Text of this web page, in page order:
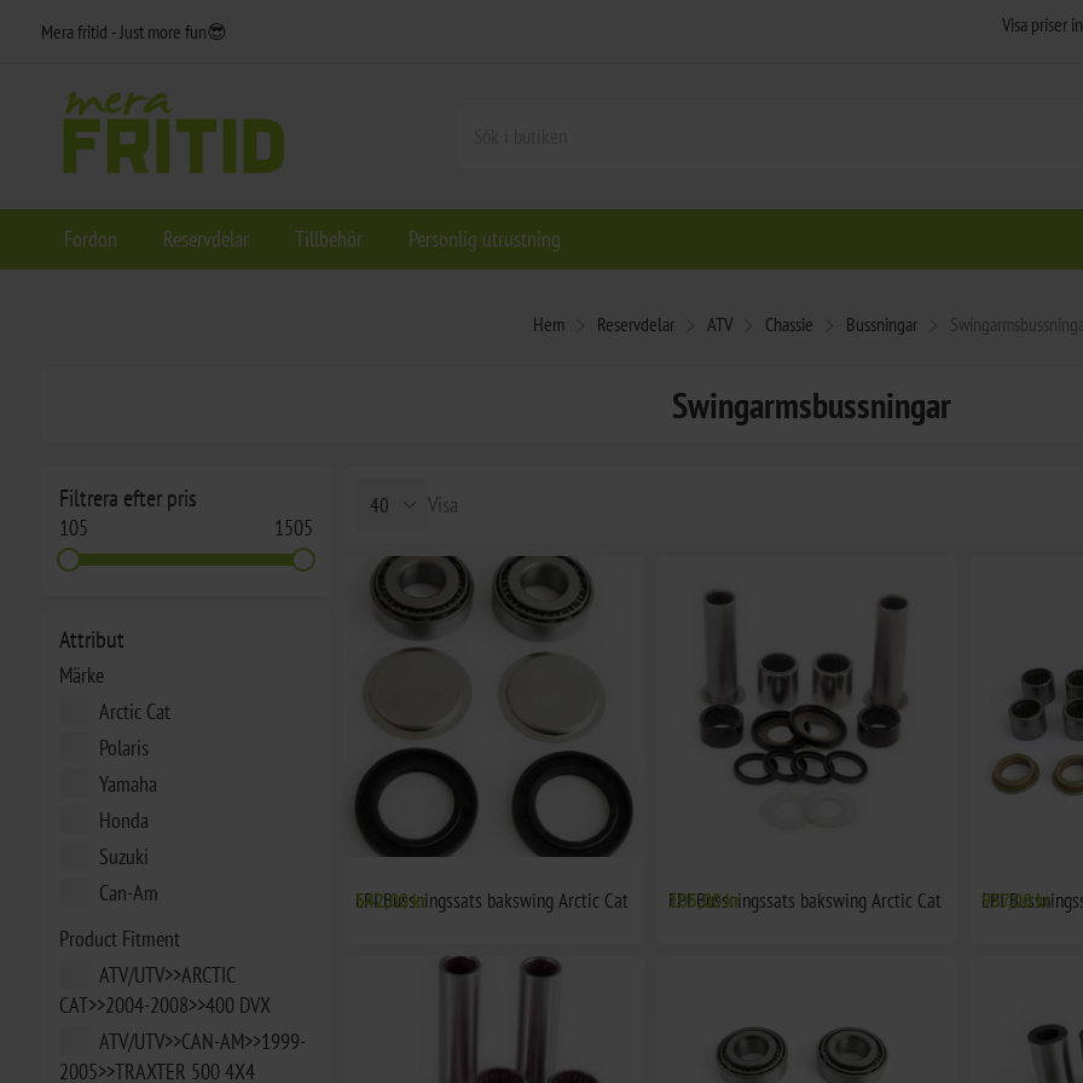
Mera fritid - Just more fun😎
Fordon Reservdelar Tillbehör Personlig utrustning
Hem Reservdelar ATV Chassie Bussningar
Filtrera efter pris
105 1505
Attribut
Märke
Arctic Cat
Polaris
Yamaha
Honda
Suzuki
Can-Am
Product Fitment
ATV/UTV>>ARCTIC
CAT>>2004-2008>>400 DVX
ATV/UTV>>CAN-AM>>1999-
2005>>TRAXTER 500 4X4
Swingarmsbussningar
Visa
EPI Bussningssats bakswing Arctic Cat
542,00 kr EPI Bussningssats bakswing Arctic Cat
105,00 kr EPI
957,00 kr